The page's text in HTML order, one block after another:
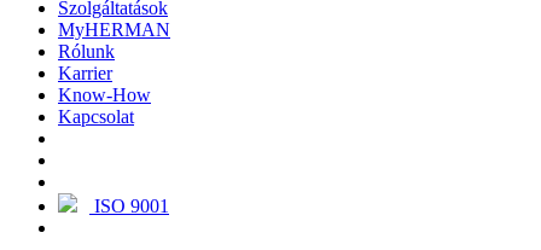
Szolgáltatások
MyHERMAN
Rólunk
Karrier
Know-How
Kapcsolat
ISO 9001